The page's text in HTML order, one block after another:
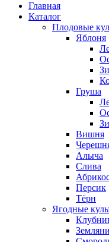
Главная
Каталог
Плодовые
Яблоня
Груша
Вишня
Алыча
Слива
Персик
Тёрн
Ягодные